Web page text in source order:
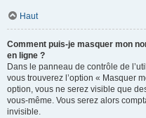
Haut
Comment puis-je masquer mon
en ligne ?
Dans le panneau de contrôle de
vous trouverez l’option « Masquer
option, vous ne serez visible que
vous-même. Vous serez alors
invisible.